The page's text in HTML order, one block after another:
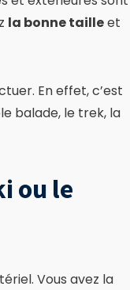
la bonne tailleet
En effet, c’est
balade, le trek, la
ou le
Vous avez la